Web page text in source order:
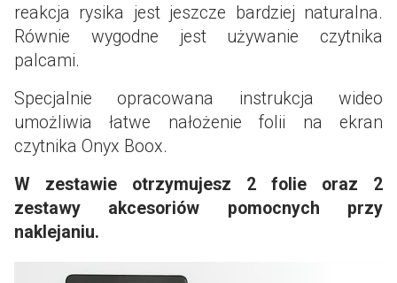
reakcja rysika jest jeszcze bardziej naturalna.
Równie wygodne jest używanie czytnika
palcami.
Specjalnie opracowana instrukcja wideo
umożliwia łatwe nałożenie folii na ekran
czytnika Onyx Boox.
W zestawie otrzymujesz 2 folie oraz 2
zestawy akcesoriów pomocnych przy
naklejaniu.